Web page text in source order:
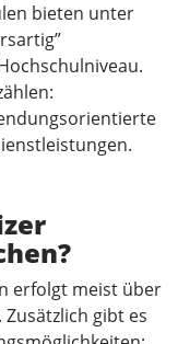
bieten unter
erfolgt meist über
gibt es